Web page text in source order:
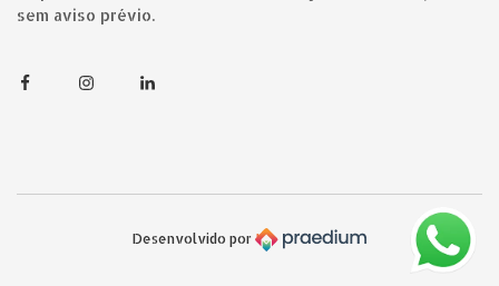
sem aviso prévio.
FacebookInstagramLinkedin
Desenvolvido por